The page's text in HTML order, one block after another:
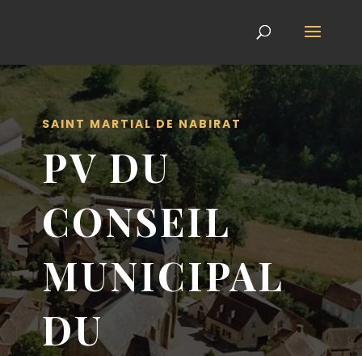
SAINT MARTIAL DE NABIRAT
PV DU
CONSEIL
MUNICIPAL
DU